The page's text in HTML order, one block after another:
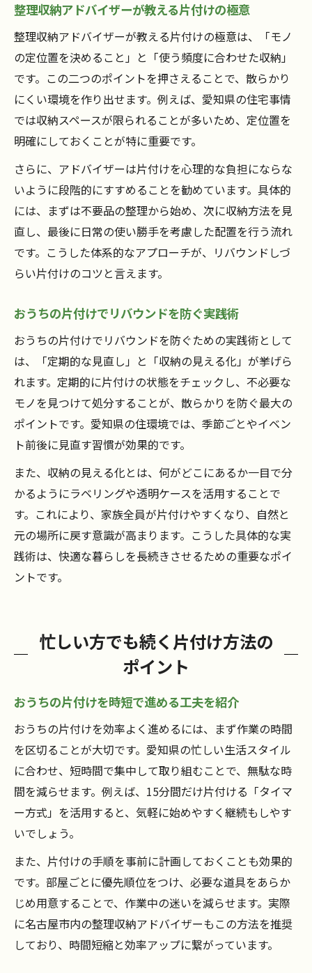
整理収納アドバイザーが教える片付けの極意
整理収納アドバイザーが教える片付けの極意は、「モノ
の定位置を決めること」と「使う頻度に合わせた収納」
です。この二つのポイントを押さえることで、散らかり
にくい環境を作り出せます。例えば、愛知県の住宅事情
では収納スペースが限られることが多いため、定位置を
明確にしておくことが特に重要です。
さらに、アドバイザーは片付けを心理的な負担にならな
いように段階的にすすめることを勧めています。具体的
には、まずは不要品の整理から始め、次に収納方法を見
直し、最後に日常の使い勝手を考慮した配置を行う流れ
です。こうした体系的なアプローチが、リバウンドしづ
らい片付けのコツと言えます。
おうちの片付けでリバウンドを防ぐ実践術
おうちの片付けでリバウンドを防ぐための実践術として
は、「定期的な見直し」と「収納の見える化」が挙げら
れます。定期的に片付けの状態をチェックし、不必要な
モノを見つけて処分することが、散らかりを防ぐ最大の
ポイントです。愛知県の住環境では、季節ごとやイベン
ト前後に見直す習慣が効果的です。
また、収納の見える化とは、何がどこにあるか一目で分
かるようにラベリングや透明ケースを活用することで
す。これにより、家族全員が片付けやすくなり、自然と
元の場所に戻す意識が高まります。こうした具体的な実
践術は、快適な暮らしを長続きさせるための重要なポイ
ントです。
忙しい方でも続く片付け方法の
ポイント
おうちの片付けを時短で進める工夫を紹介
おうちの片付けを効率よく進めるには、まず作業の時間
を区切ることが大切です。愛知県の忙しい生活スタイル
に合わせ、短時間で集中して取り組むことで、無駄な時
間を減らせます。例えば、15分間だけ片付ける「タイマ
ー方式」を活用すると、気軽に始めやすく継続もしやす
いでしょう。
また、片付けの手順を事前に計画しておくことも効果的
です。部屋ごとに優先順位をつけ、必要な道具をあらか
じめ用意することで、作業中の迷いを減らせます。実際
に名古屋市内の整理収納アドバイザーもこの方法を推奨
しており、時間短縮と効率アップに繋がっています。